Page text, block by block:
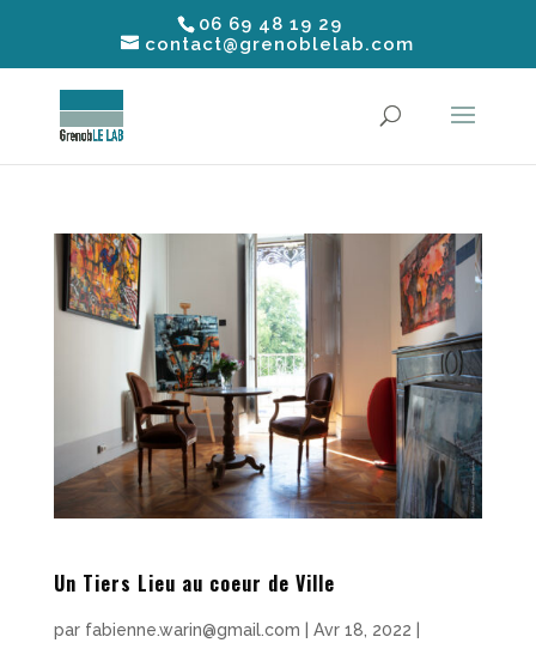
06 69 48 19 29
contact@grenoblelab.com
Un Tiers Lieu au coeur de Ville
par fabienne.warin@gmail.com Avr 18, 2022